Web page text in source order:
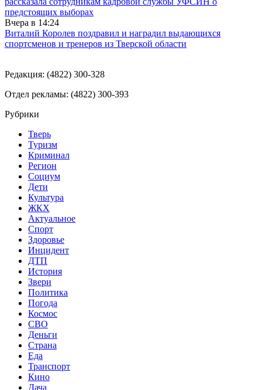
предстоящих выборах
Вчера в 14:24
Виталий Королев поздравил и наградил выдающихся
спортсменов и тренеров из Тверской области
Редакция: (4822) 300-328
Отдел рекламы: (4822) 300-393
Рубрики
Тверь
Туризм
Криминал
Регион
Социум
Дети
Культура
ЖКХ
Актуальное
Спорт
Здоровье
Инцидент
ДТП
История
Звери
Политика
Погода
Космос
СВО
Деньги
Страна
Еда
Транспорт
Кино
Дача